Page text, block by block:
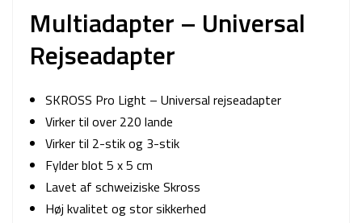
Multiadapter – Universal
Rejseadapter
SKROSS Pro Light – Universal rejseadapter
Virker til over 220 lande
Virker til 2-stik og 3-stik
Fylder blot 5 x 5 cm
Lavet af schweiziske Skross
Høj kvalitet og stor sikkerhed